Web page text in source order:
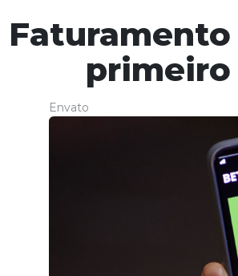
Faturamento
Envato